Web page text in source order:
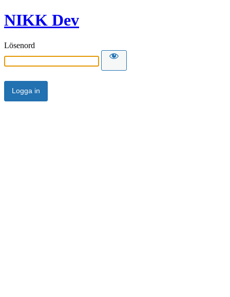
NIKK Dev
Lösenord